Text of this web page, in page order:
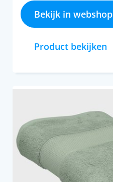
Bekijk in webshop
Product bekijken